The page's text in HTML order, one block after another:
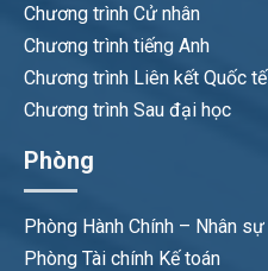
Chương trình Cử nhân
Chương trình tiếng Anh
Chương trình Liên kết Quốc tế
Chương trình Sau đại học
Phòng
Phòng Hành Chính – Nhân sự
Phòng Tài chính Kế toán